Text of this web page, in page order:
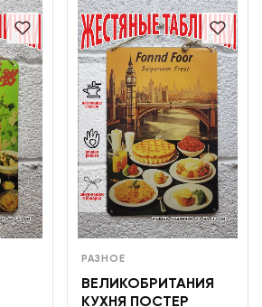
РАЗНОЕ
ВЕЛИКОБРИТАНИЯ
КУХНЯ ПОСТЕР